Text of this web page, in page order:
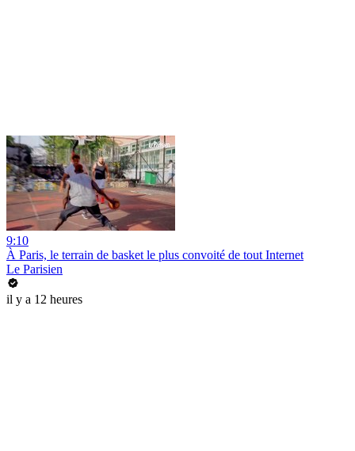
9:10
À Paris, le terrain de basket le plus convoité de tout Internet
Le Parisien
il y a 12 heures